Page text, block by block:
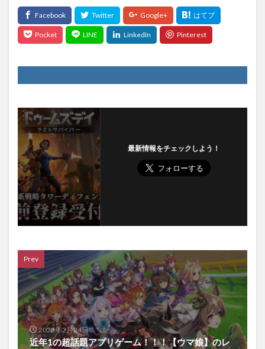
最新情報をチェックしよう！
Prev
2023年2月24日
近年1の超話題アプリゲーム！！！【ウマ娘】のレ